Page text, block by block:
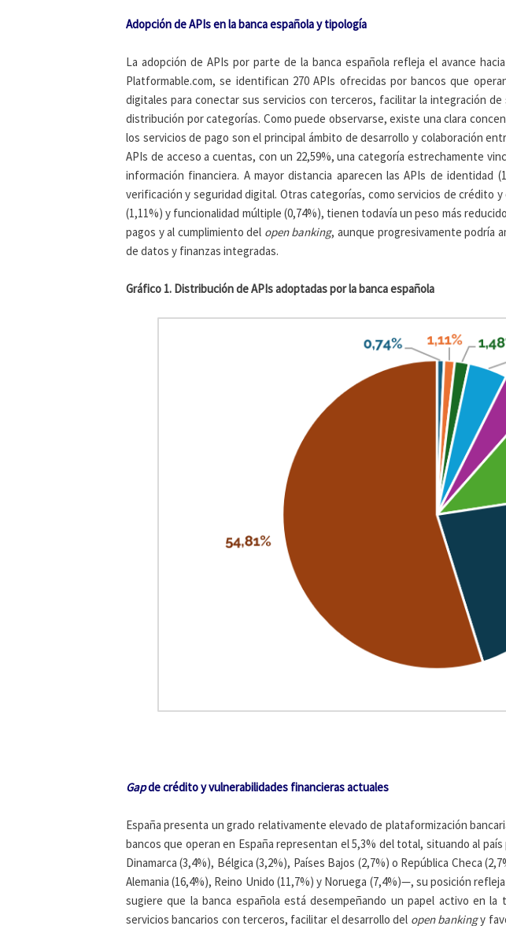
Adopción de APIs en la banca española y tipología
La adopción de APIs por parte de la banca española refleja el avance
Platformable.com, se identifican 270 APIs ofrecidas por bancos que
digitales para conectar sus servicios con terceros, facilitar la integración
distribución por categorías. Como puede observarse, existe una clara
los servicios de pago son el principal ámbito de desarrollo y colaboración
APIs de acceso a cuentas, con un 22,59%, una categoría estrechamente
información financiera. A mayor distancia aparecen las APIs de
verificación y seguridad digital. Otras categorías, como servicios de crédito
(1,11%) y funcionalidad múltiple (0,74%), tienen todavía un peso más
pagos y al cumplimiento del open banking, aunque progresivamente podría
de datos y finanzas integradas.
Gráfico 1. Distribución de APIs adoptadas por la banca española
Gapde crédito y vulnerabilidades financieras actuales
España presenta un grado relativamente elevado de plataformización
bancos que operan en España representan el 5,3% del total, situando al
Dinamarca (3,4%), Bélgica (3,2%), Países Bajos (2,7%) o República Checa
Alemania (16,4%), Reino Unido (11,7%) y Noruega (7,4%)—, su posición
sugiere que la banca española está desempeñando un papel activo en
servicios bancarios con terceros, facilitar el desarrollo del open bankingy